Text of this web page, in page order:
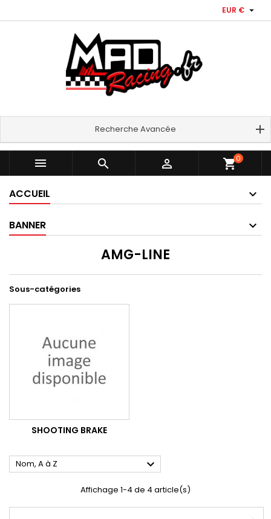
EUR € 
Recherche Avancée
   shopping_cart0
ACCUEIL
BANNER
AMG-LINE
Sous-catégories
SHOOTING BRAKE
Nom, A à Z 
Affichage 1-4 de 4 article(s)